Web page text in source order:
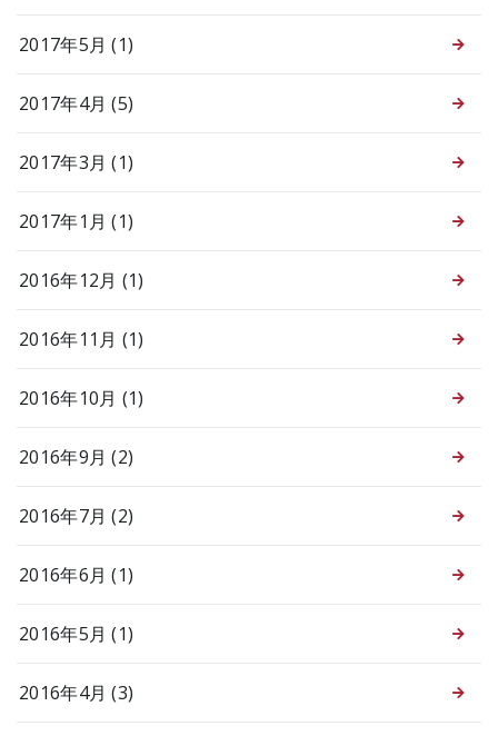
2017年5月 (1)
2017年4月 (5)
2017年3月 (1)
2017年1月 (1)
2016年12月 (1)
2016年11月 (1)
2016年10月 (1)
2016年9月 (2)
2016年7月 (2)
2016年6月 (1)
2016年5月 (1)
2016年4月 (3)